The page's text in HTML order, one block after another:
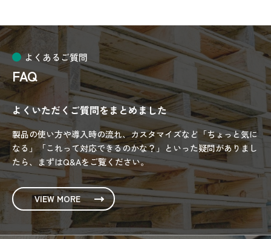
よくあるご質問
FAQ
よくいただくご質問をまとめました
製品の使い方や導入時の流れ、カスタマイズなど「ちょっと気に
なる」「これって対応できるのかな？」といった疑問がありまし
たら、まずはQ&Aをご覧ください。
VIEW MORE